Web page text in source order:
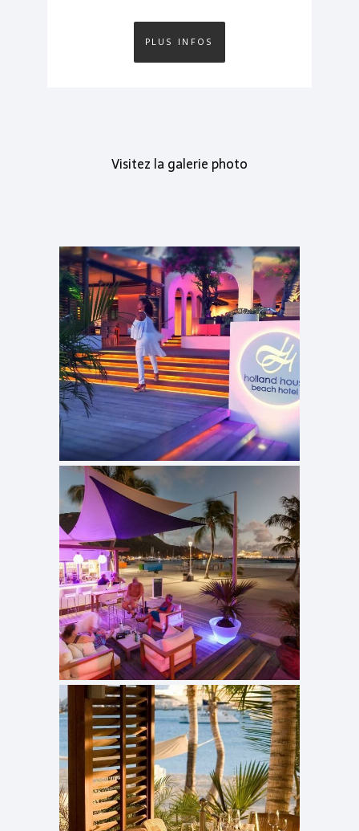
PLUS INFOS
Visitez la galerie photo